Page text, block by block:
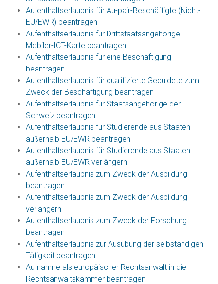
Aufenthaltserlaubnis für Au-pair-Beschäftigte (Nicht-
EU/EWR) beantragen
Aufenthaltserlaubnis für Drittstaatsangehörige -
Mobiler-ICT-Karte beantragen
Aufenthaltserlaubnis für eine Beschäftigung
beantragen
Aufenthaltserlaubnis für qualifizierte Geduldete zum
Zweck der Beschäftigung beantragen
Aufenthaltserlaubnis für Staatsangehörige der
Schweiz beantragen
Aufenthaltserlaubnis für Studierende aus Staaten
außerhalb EU/EWR beantragen
Aufenthaltserlaubnis für Studierende aus Staaten
außerhalb EU/EWR verlängern
Aufenthaltserlaubnis zum Zweck der Ausbildung
beantragen
Aufenthaltserlaubnis zum Zweck der Ausbildung
verlängern
Aufenthaltserlaubnis zum Zweck der Forschung
beantragen
Aufenthaltserlaubnis zur Ausübung der selbständigen
Tätigkeit beantragen
Aufnahme als europäischer Rechtsanwalt in die
Rechtsanwaltskammer beantragen